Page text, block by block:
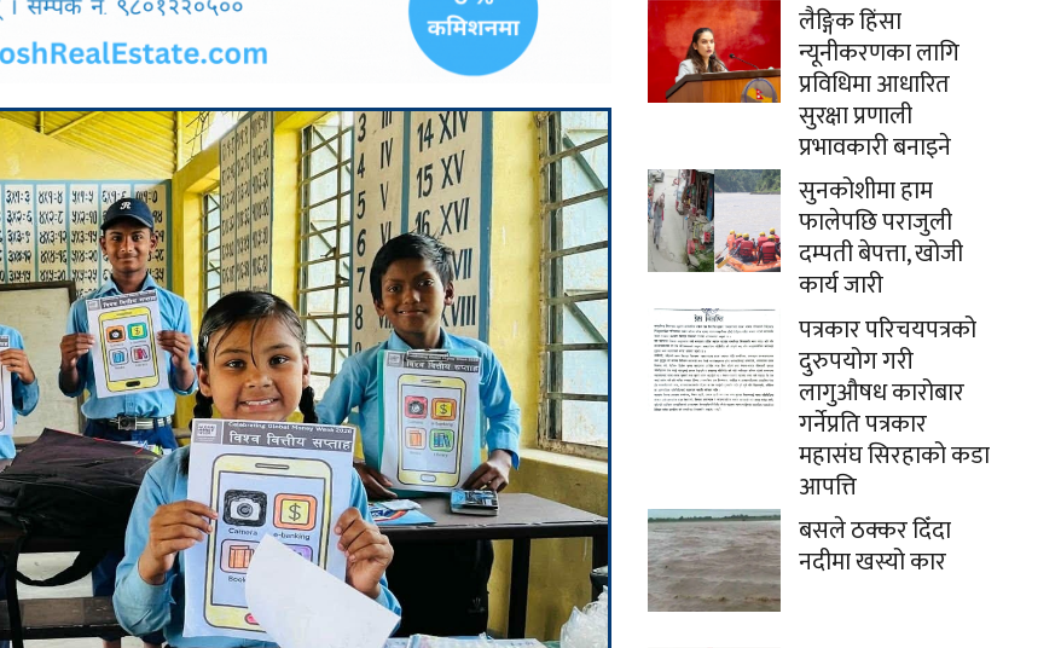
लैङ्गिक हिंसा
न्यूनीकरणका लागि
प्रविधिमा आधारित
सुरक्षा प्रणाली
प्रभावकारी बनाइने
सुनकोशीमा हाम
फालेपछि पराजुली
दम्पती बेपत्ता, खोजी
कार्य जारी
पत्रकार परिचयपत्रको
दुरुपयोग गरी
लागुऔषध कारोबार
गर्नेप्रति पत्रकार
महासंघ सिरहाको कडा
आपत्ति
बसले ठक्कर दिँदा
नदीमा खस्यो कार